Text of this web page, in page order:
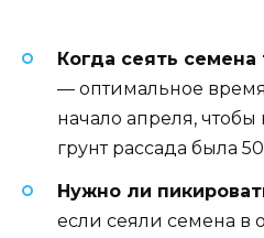
Когда сеять
— оптимальное
начало апреля,
грунт рассада была
Нужно ли
если сеяли семена в